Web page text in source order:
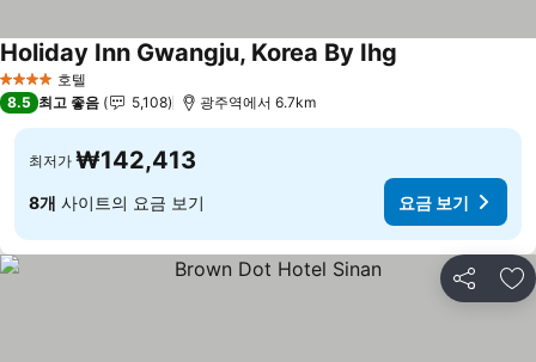
4 성급 호텔
Holiday Inn Gwangju, Korea By Ihg
8.5 최고 좋음 5,108 광주역에서 6.7km
최저가 ₩142,413
8개 사이트의 요금 보기 요금 보기
공유 즐